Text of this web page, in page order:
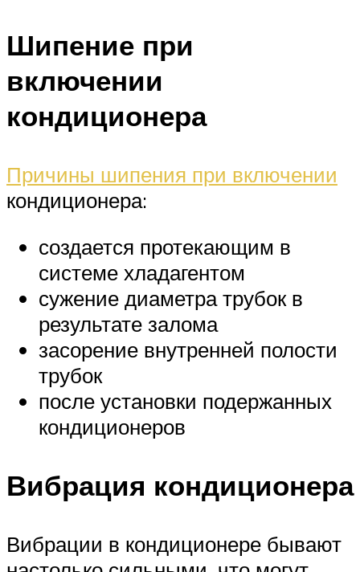
Шипение при
включении
кондиционера
Причины шипения при включении
кондиционера:
создается протекающим в
системе хладагентом
сужение диаметра трубок в
результате залома
засорение внутренней полости
трубок
после установки подержанных
кондиционеров
Вибрация кондиционера
Вибрации в кондиционере бывают